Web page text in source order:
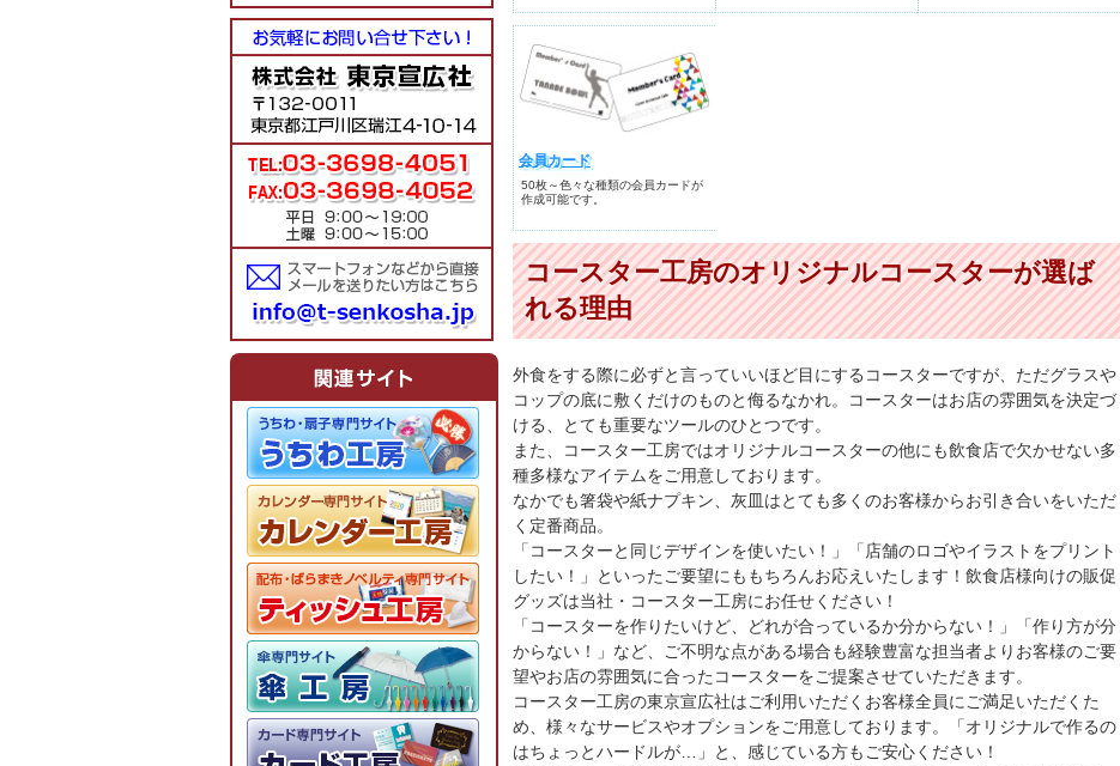
会員カード
50枚～色々な種類の会員カードが
作成可能です。
コースター工房のオリジナルコースターが選ば
れる理由
外食をする際に必ずと言っていいほど目にするコースターですが、ただグラスや
コップの底に敷くだけのものと侮るなかれ。コースターはお店の雰囲気を決定づ
ける、とても重要なツールのひとつです。
また、コースター工房ではオリジナルコースターの他にも飲食店で欠かせない多
種多様なアイテムをご用意しております。
なかでも箸袋や紙ナプキン、灰皿はとても多くのお客様からお引き合いをいただ
く定番商品。
「コースターと同じデザインを使いたい！」「店舗のロゴやイラストをプリント
したい！」といったご要望にももちろんお応えいたします！飲食店様向けの販促
グッズは当社・コースター工房にお任せください！
「コースターを作りたいけど、どれが合っているか分からない！」「作り方が分
からない！」など、ご不明な点がある場合も経験豊富な担当者よりお客様のご要
望やお店の雰囲気に合ったコースターをご提案させていただきます。
コースター工房の東京宣広社はご利用いただくお客様全員にご満足いただくた
め、様々なサービスやオプションをご用意しております。「オリジナルで作るの
はちょっとハードルが…」と、感じている方もご安心ください！